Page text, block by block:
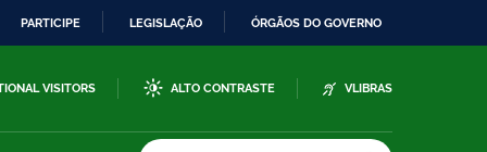
PARTICIPE LEGISLAÇÃO ÓRGÃOS DO GOVERNO
VISITORS ALTO CONTRASTE VLIBRAS